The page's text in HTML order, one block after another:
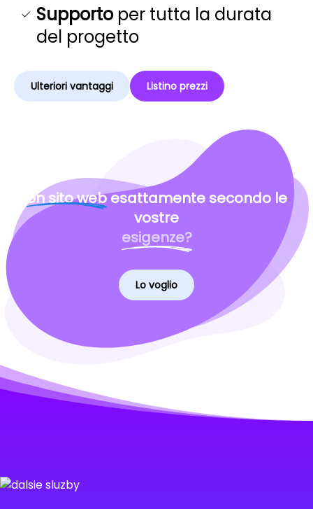
Supportoper tutta la durata
del progetto
Ulteriori vantaggi Listino prezzi
Un sito webesattamente secondo le
vostre
esigenze?
Lo voglio